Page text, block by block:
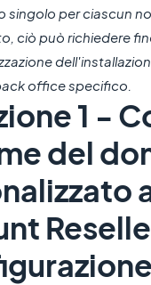
singolo per ciascun
ciò può richiedere
office specifico.
1 -
del